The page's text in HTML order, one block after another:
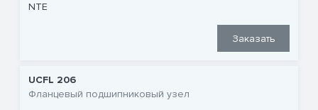
NTE
Заказать
UCFL 206
Фланцевый подшипниковый узел